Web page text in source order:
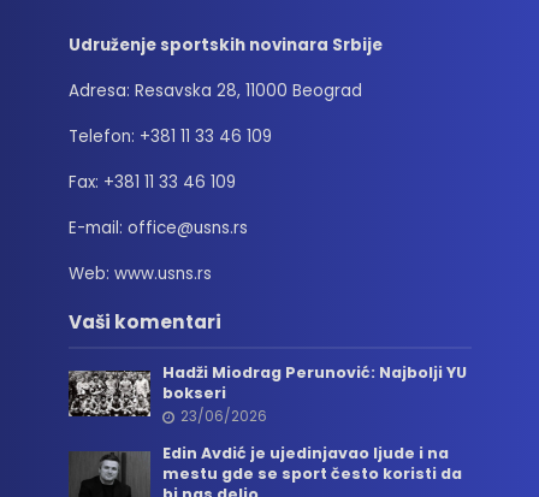
Udruženje sportskih novinara Srbije
Adresa: Resavska 28, 11000 Beograd
Telefon: +381 11 33 46 109
Fax: +381 11 33 46 109
E-mail: office@usns.rs
Web: www.usns.rs
Vaši komentari
Hadži Miodrag Perunović: Najbolji YU
bokseri
23/06/2026
Edin Avdić je ujedinjavao ljude i na
mestu gde se sport često koristi da